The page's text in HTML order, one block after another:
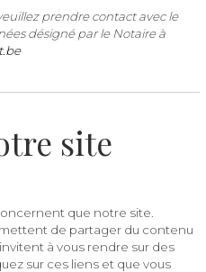
prendre contact avec le
désigné par le Notaire à
site
que notre site.
de partager du contenu
à vous rendre sur des
sur ces liens et que vous